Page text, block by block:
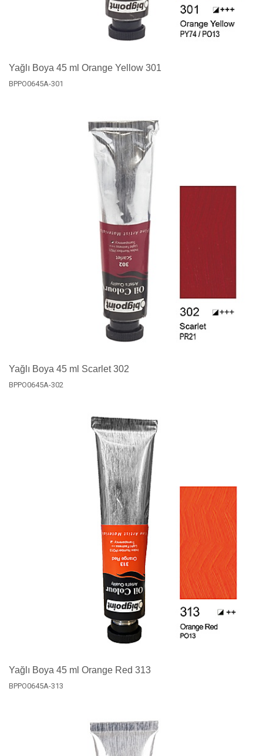
Yağlı Boya 45 ml Orange Yellow 301
BPPO0645A-301
Yağlı Boya 45 ml Scarlet 302
BPPO0645A-302
Yağlı Boya 45 ml Orange Red 313
BPPO0645A-313